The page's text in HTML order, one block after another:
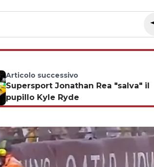
Articolo successivo
Supersport Jonathan Rea "salva" il
pupillo Kyle Ryde